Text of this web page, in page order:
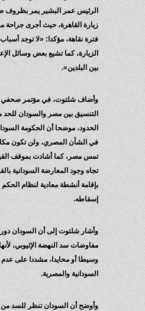
الرئيس عمر البشير يمر بظروف
زيارة القاهرة، حيث أجرى جراحة
فترة نقاهة، مؤكدا: «لا توجد
الزيارة، كما تشيع بعض وسائل
بين البلدين».
وأضاف شلتوت، في مؤتمر صحفي
التنسيق بين مصر والسودان
الحدود، موضحا أن الحكومة
في الشأن المصري، ولن تكون
تمس مصر، كما أشادت بموقف
تجاه وجود المعارضة السودانية
بإقامة أنشطة معادية لنظام
إسقاطه.
وأشار شلتوت إلى أن السودان
مفاوضات سد النهضة الإثيوبي،
وسيطا أو محايدا، مشددا على
السودانية والمصرية.
وأوضح أن السودان تنظر للسد